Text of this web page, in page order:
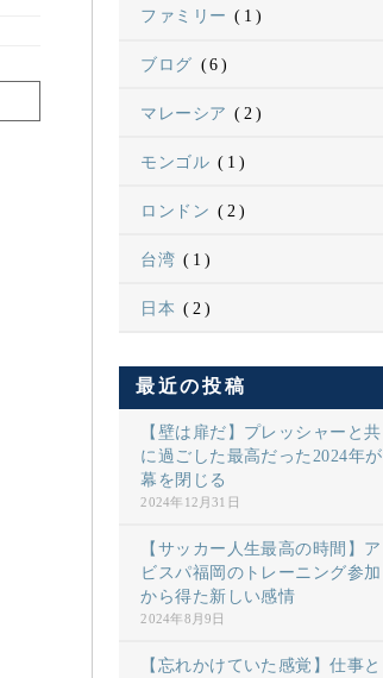
ファミリー (1)
ブログ (6)
マレーシア (2)
モンゴル (1)
ロンドン (2)
台湾 (1)
日本 (2)
最近の投稿
【壁は扉だ】プレッシャーと共
に過ごした最高だった2024年が
幕を閉じる
2024年12月31日
【サッカー人生最高の時間】ア
ビスパ福岡のトレーニング参加
から得た新しい感情
2024年8月9日
【忘れかけていた感覚】仕事と